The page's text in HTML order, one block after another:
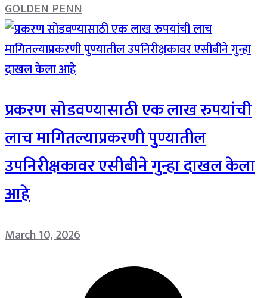
GOLDEN PENN
प्रकरण सोडवण्यासाठी एक लाख रुपयांची
लाच मागितल्याप्रकरणी पुण्यातील
उपनिरीक्षकावर एसीबीने गुन्हा दाखल केला
आहे
March 10, 2026